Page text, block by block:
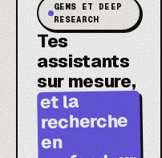
GEMS ET DEEP
RESEARCH
Tes
assistants
sur mesure,
et la
recherche
en